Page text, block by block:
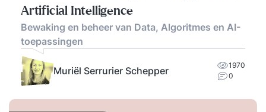
Artificial Intelligence
Bewaking en beheer van Data, Algoritmes en AI-
toepassingen
Muriël Serrurier Schepper
1970
0